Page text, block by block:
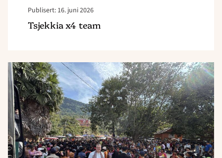
Publisert: 16. juni 2026
Tsjekkia x4 team
Read
article
"Kambodsja
–
Evangelisering
og
godhetsaksjon"